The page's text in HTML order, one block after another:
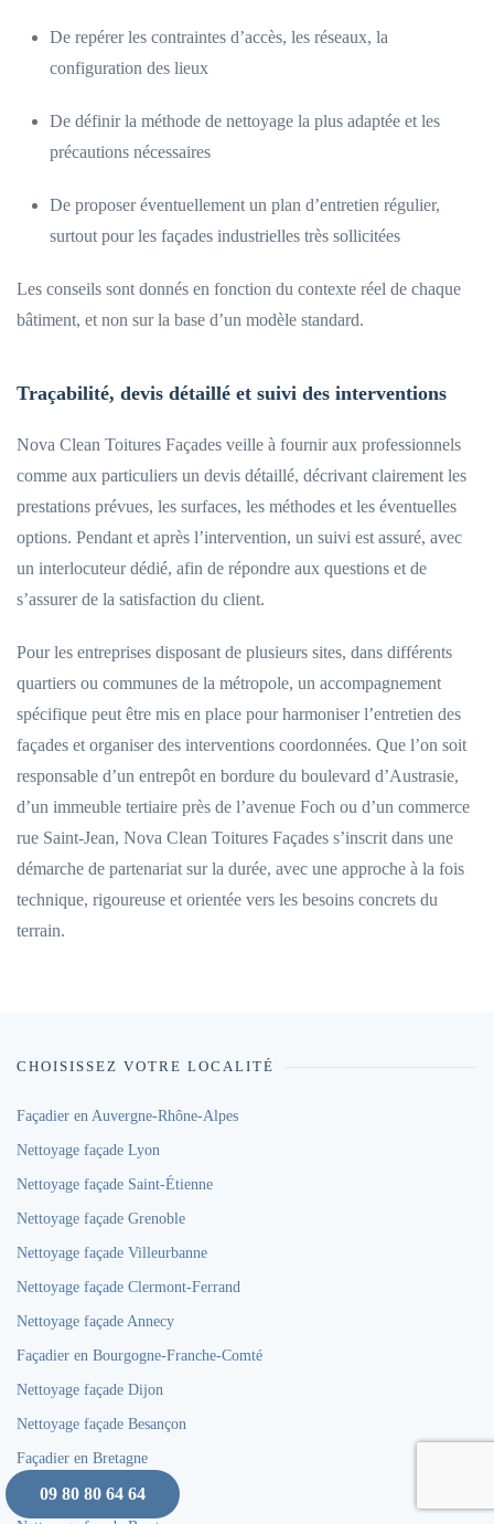
De repérer les contraintes d’accès, les réseaux, la
configuration des lieux
De définir la méthode de nettoyage la plus adaptée et les
précautions nécessaires
De proposer éventuellement un plan d’entretien régulier,
surtout pour les façades industrielles très sollicitées
Les conseils sont donnés en fonction du contexte réel de chaque
bâtiment, et non sur la base d’un modèle standard.
Traçabilité, devis détaillé et suivi des interventions
Nova Clean Toitures Façades veille à fournir aux professionnels
comme aux particuliers un devis détaillé, décrivant clairement les
prestations prévues, les surfaces, les méthodes et les éventuelles
options. Pendant et après l’intervention, un suivi est assuré, avec
un interlocuteur dédié, afin de répondre aux questions et de
s’assurer de la satisfaction du client.
Pour les entreprises disposant de plusieurs sites, dans différents
quartiers ou communes de la métropole, un accompagnement
spécifique peut être mis en place pour harmoniser l’entretien des
façades et organiser des interventions coordonnées. Que l’on soit
responsable d’un entrepôt en bordure du boulevard d’Austrasie,
d’un immeuble tertiaire près de l’avenue Foch ou d’un commerce
rue Saint-Jean, Nova Clean Toitures Façades s’inscrit dans une
démarche de partenariat sur la durée, avec une approche à la fois
technique, rigoureuse et orientée vers les besoins concrets du
terrain.
CHOISISSEZ VOTRE LOCALITÉ
Façadier en Auvergne-Rhône-Alpes
Nettoyage façade Lyon
Nettoyage façade Saint-Étienne
Nettoyage façade Grenoble
Nettoyage façade Villeurbanne
Nettoyage façade Clermont-Ferrand
Nettoyage façade Annecy
Façadier en Bourgogne-Franche-Comté
Nettoyage façade Dijon
Nettoyage façade Besançon
Façadier en Bretagne
Nettoyage façade Rennes
09 80 80 64 64